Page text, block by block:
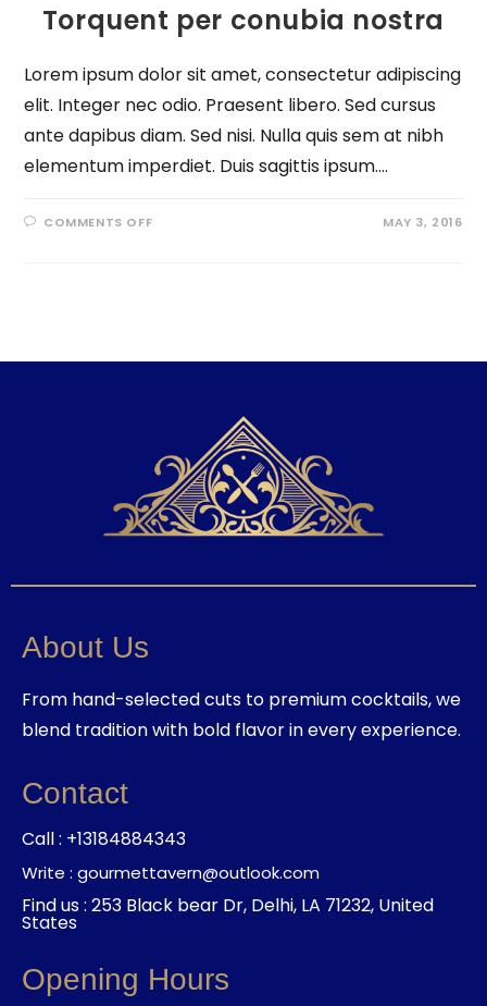
Torquent per conubia nostra
Lorem ipsum dolor sit amet, consectetur adipiscing
elit. Integer nec odio. Praesent libero. Sed cursus
ante dapibus diam. Sed nisi. Nulla quis sem at nibh
elementum imperdiet. Duis sagittis ipsum.…
COMMENTS OFF MAY 3, 2016
About Us
From hand-selected cuts to premium cocktails, we
blend tradition with bold flavor in every experience.
Contact
Call : +13184884343
Write : gourmettavern@outlook.com
Find us : 253 Black bear Dr, Delhi, LA 71232, United
States
Opening Hours